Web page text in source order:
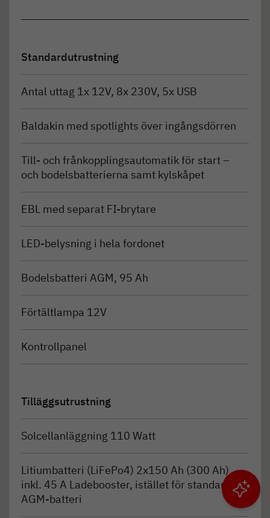
Standardutrustning
Antal uttag 1x 12V, 8x 230V, 5x USB
Baldakin med spotlights över ingångsdörren
Till- och frånkopplingsautomatik för start –
och bodelsbatterierna samt kylskåpet
EBL med separat FI-brytare
LED-belysning i hela fordonet
Bodelsbatteri AGM, 95 Ah
Förtältlampa 12V
Kontrollpanel
Tilläggsutrustning
Solcellanläggning 110 Watt
Litiumbatteri (LiFePo4) 2x150 Ah (300 Ah)
inkl. 45 A Ladebooster, istället för standard
AGM-batteri
Filtrera resultat